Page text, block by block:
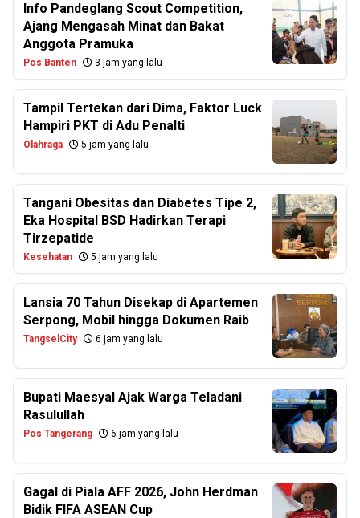
Info Pandeglang Scout Competition,
Ajang Mengasah Minat dan Bakat
Anggota Pramuka
Pos Banten 3 jam yang lalu
Tampil Tertekan dari Dima, Faktor Luck
Hampiri PKT di Adu Penalti
Olahraga 5 jam yang lalu
Tangani Obesitas dan Diabetes Tipe 2,
Eka Hospital BSD Hadirkan Terapi
Tirzepatide
Kesehatan 5 jam yang lalu
Lansia 70 Tahun Disekap di Apartemen
Serpong, Mobil hingga Dokumen Raib
TangselCity 6 jam yang lalu
Bupati Maesyal Ajak Warga Teladani
Rasulullah
Pos Tangerang 6 jam yang lalu
Gagal di Piala AFF 2026, John Herdman
Bidik FIFA ASEAN Cup